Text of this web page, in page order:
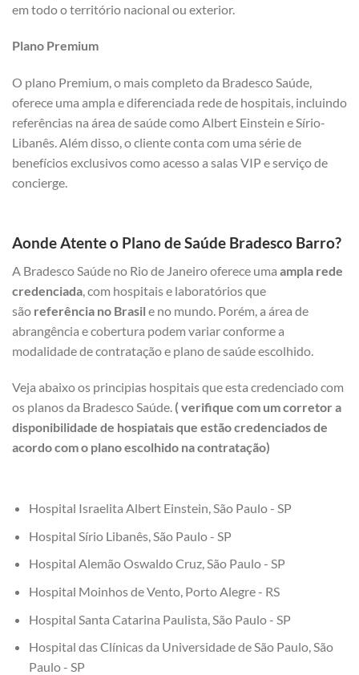
em todo o território nacional ou exterior.
Plano Premium
O plano Premium, o mais completo da Bradesco Saúde,
oferece uma ampla e diferenciada rede de hospitais, incluindo
referências na área de saúde como Albert Einstein e Sírio-
Libanês. Além disso, o cliente conta com uma série de
benefícios exclusivos como acesso a salas VIP e serviço de
concierge.
Aonde Atente o Plano de Saúde Bradesco Barro?
A Bradesco Saúde no Rio de Janeiro oferece uma ampla rede
credenciada , com hospitais e laboratórios que
são referência no Brasil e no mundo. Porém, a área de
abrangência e cobertura podem variar conforme a
modalidade de contratação e plano de saúde escolhido.
Veja abaixo os principias hospitais que esta credenciado com
os planos da Bradesco Saúde. ( verifique com um corretor a
disponibilidade de hospiatais que estão credenciados de
acordo com o plano escolhido na contratação)
Hospital Israelita Albert Einstein, São Paulo - SP
Hospital Sírio Libanês, São Paulo - SP
Hospital Alemão Oswaldo Cruz, São Paulo - SP
Hospital Moinhos de Vento, Porto Alegre - RS
Hospital Santa Catarina Paulista, São Paulo - SP
Hospital das Clínicas da Universidade de São Paulo, São
Paulo - SP